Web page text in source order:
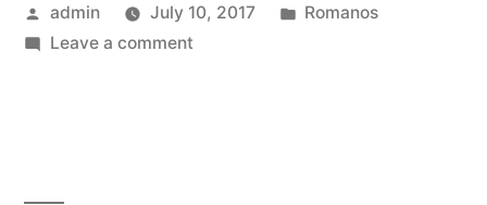
Posted
by
admin July 10, 2017
Posted
Romanos
Leave a commenton